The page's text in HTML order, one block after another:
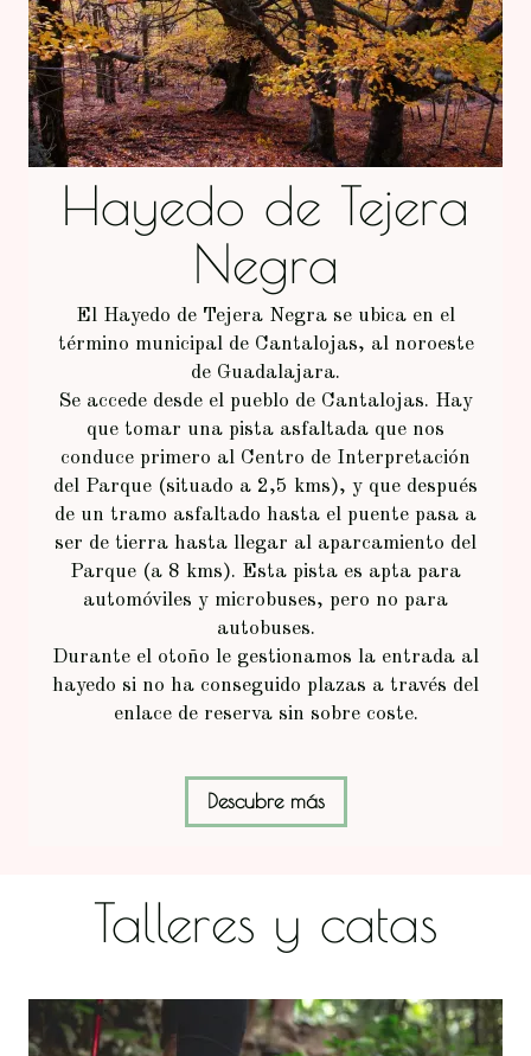
Hayedo de Tejera
Negra
El Hayedo de Tejera Negra se ubica en el
término municipal de Cantalojas, al noroeste
de Guadalajara.
Se accede desde el pueblo de Cantalojas. Hay
que tomar una pista asfaltada que nos
conduce primero al Centro de Interpretación
del Parque (situado a 2,5 kms), y que después
de un tramo asfaltado hasta el puente pasa a
ser de tierra hasta llegar al aparcamiento del
Parque (a 8 kms). Esta pista es apta para
automóviles y microbuses, pero no para
autobuses.
Durante el otoño le gestionamos la entrada al
hayedo si no ha conseguido plazas a través del
enlace de reserva sin sobre coste.
Descubre más
Talleres y catas